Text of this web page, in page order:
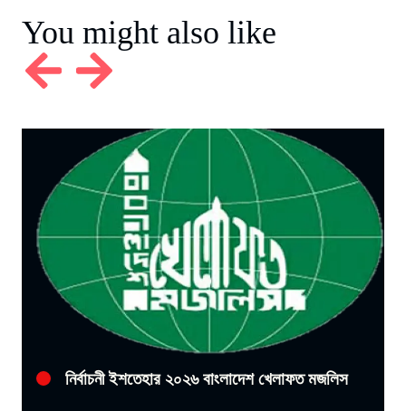
You might also like
নির্বাচনী ইশতেহার ২০২৬ বাংলাদেশ খেলাফত মজলিস